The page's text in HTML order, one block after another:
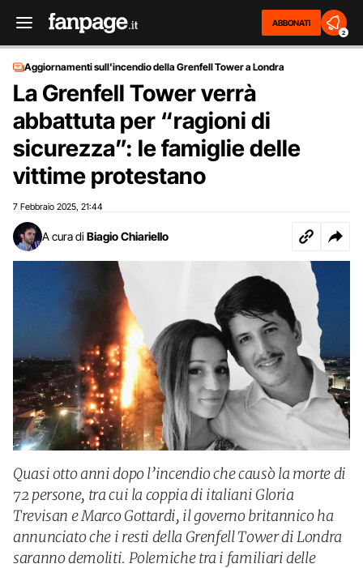
ABBONATI
2
Aggiornamenti sull'incendio della Grenfell Tower a Londra
La Grenfell Tower verrà
abbattuta per “ragioni di
sicurezza”: le famiglie delle
vittime protestano
7 Febbraio 2025 21:44
A cura di Biagio Chiariello
Quasi otto anni dopo l’incendio che causò la morte di
72 persone, tra cui la coppia di italiani Gloria
Trevisan e Marco Gottardi, il governo britannico ha
annunciato che i resti della Grenfell Tower di Londra
saranno demoliti. Polemiche tra i familiari delle